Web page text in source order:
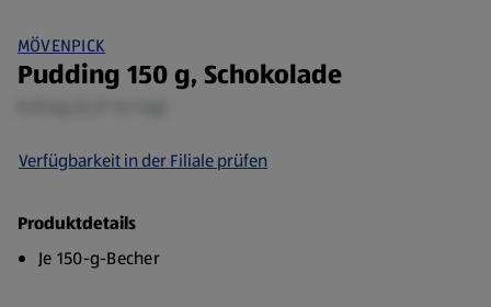
MÖVENPICK
Pudding 150 g, Schokolade
Verfügbarkeit in der Filiale prüfen
Produktdetails
Je 150-g-Becher